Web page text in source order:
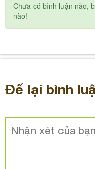
Chưa có bình luận nào,
nào!
Để lại bình